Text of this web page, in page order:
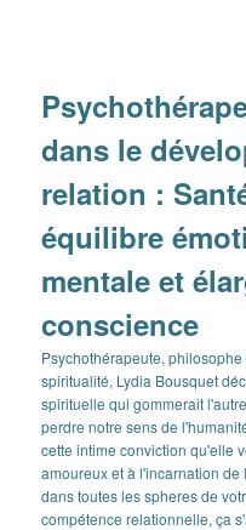
dans le
relation :
équilibre
mentale et
conscience
Psychothérapeute,
spiritualité, Lydia Bousquet
spirituelle qui gommerait
perdre notre sens de
cette intime conviction qu'elle
amoureux et à l'incarnation
dans toutes les spheres de
compétence relationnelle, ça